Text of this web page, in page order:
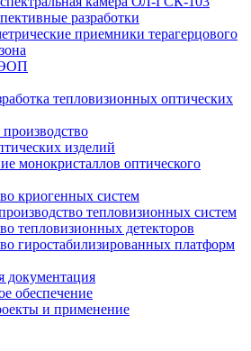
разработки
приемники терагерцового
тепловизионных оптических
изделий
монокристаллов оптического
криогенных систем
тепловизионных систем
тепловизионных детекторов
гиростабилизированных платформ
документация
обеспечение
и применение